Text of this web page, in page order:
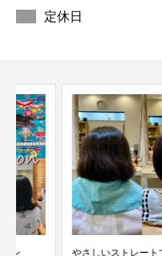
定休日
やさしいストレートで若々しく